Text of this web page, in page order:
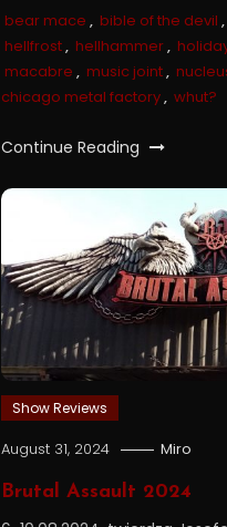
bear mace , bible of the devil ,
hellfrost, hellhammer,
macabre , music joint,
chicago metal factory, whut?
Continue Reading
Show Reviews
August 31, 2024 Miro
Brutal Assault 2024